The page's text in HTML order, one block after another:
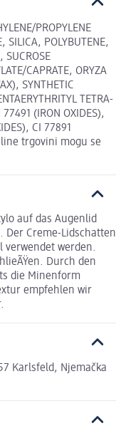
PROPYLENE
SILICA, POLYBUTENE,
SUCROSE
CAPRATE, ORYZA
SYNTHETIC
TETRA-
77491 (IRON OXIDES),
CI 77891
trgovini mogu se
auf das Augenlid
Der Creme-Lidschatten
verwendet werden.
Durch den
die Minenform
empfehlen wir
Karlsfeld, Njemačka